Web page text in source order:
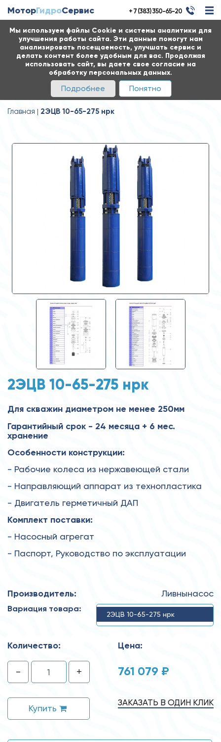
Мы используем файлы Cookie и системы аналитики для
улучшения работы сайта. Эти данные помогут нам
анализировать посещаемость, улучшать сервис и
делать контент более удобным для вас. Продолжая
использовать сайт, вы даете свое согласие на
обработку персональных данных.
Подробнее Понятно
МоторГидроСервис + 7 (383) 350-65-20
Главная 2ЭЦВ 10-65-275 нрк
2ЭЦВ 10-65-275 нрк
Для скважин диаметром не менее 250мм
Гарантийный срок - 24 месяца + 6 мес.
хранение
Особенности конструкции:
- Рабочие колеса из нержавеющей стали
- Направляющий аппарат из технопластика
- Двигатель герметичный ДАП
Комплект поставки:
- Насосный агрегат
- Паспорт, Руководство по эксплуатации
Производитель: Ливнынасос
Вариация товара:
2ЭЦВ 10-65-275 нрк
Количество:
- +
Купить
Цена:
761 079 ₽
ЗАКАЗАТЬ В ОДИН КЛИК